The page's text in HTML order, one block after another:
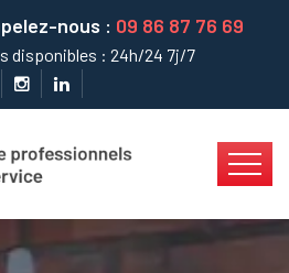
nous : 09 86 87 76 69
disponibles : 24h/24 7j/7